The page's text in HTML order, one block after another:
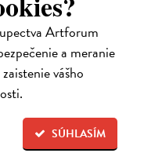
Artforum
a meranie
vášho
SÚHLASÍM
1915, v ktorej sa
prebudí v posteli ako
či prílišného